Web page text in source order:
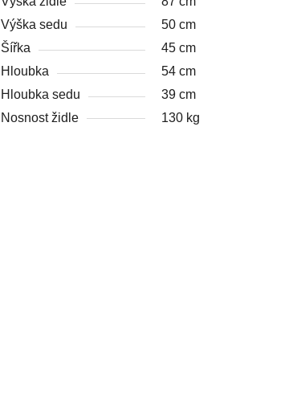
Výška sedu
50 cm
Šířka
45 cm
Hloubka
54 cm
Hloubka sedu
39 cm
Nosnost židle
130 kg